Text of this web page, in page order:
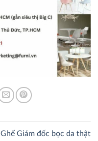
Ghế Giám đốc bọc da thật